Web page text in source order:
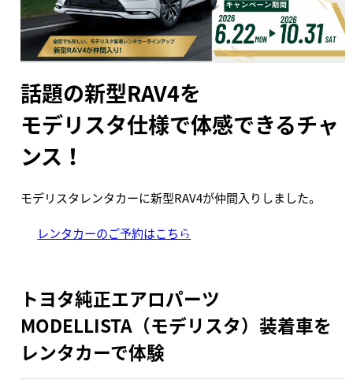
話題の新型RAV4を
モデリスタ仕様で体感できるチャ
ンス！
モデリスタレンタカーに新型RAV4が仲間入りしました。
レンタカーのご予約はこちら
トヨタ純正エアロパーツ
MODELLISTA（モデリスタ）装着車を
レンタカーで体験